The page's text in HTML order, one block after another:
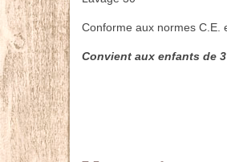
Conforme aux normes C.E.
Convient aux enfants de